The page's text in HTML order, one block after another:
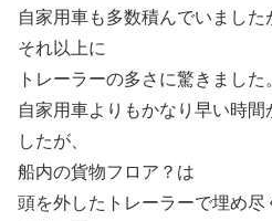
自家用車も多数積んでいました
それ以上に
トレーラーの多さに驚きました
自家用車よりもかなり早い時間
したが、
船内の貨物フロア？は
頭を外したトレーラーで埋め尽